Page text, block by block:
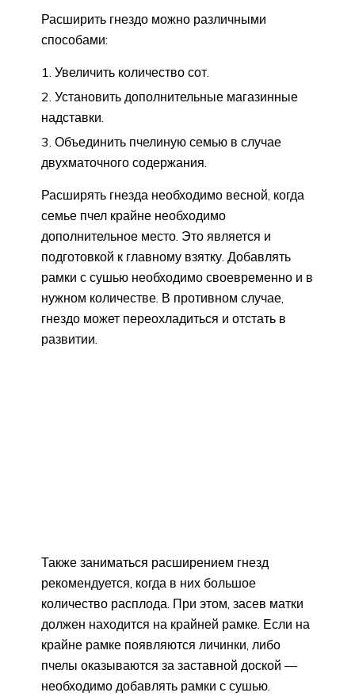
Расширить гнездо можно различными
способами:
Увеличить количество сот.
Установить дополнительные магазинные
надставки.
Объединить пчелиную семью в случае
двухматочного содержания.
Расширять гнезда необходимо весной, когда
семье пчел крайне необходимо
дополнительное место. Это является и
подготовкой к главному взятку. Добавлять
рамки с сушью необходимо своевременно и в
нужном количестве. В противном случае,
гнездо может переохладиться и отстать в
развитии.
Также заниматься расширением гнезд
рекомендуется, когда в них большое
количество расплода. При этом, засев матки
должен находится на крайней рамке. Если на
крайне рамке появляются личинки, либо
пчелы оказываются за заставной доской —
необходимо добавлять рамки с сушью.